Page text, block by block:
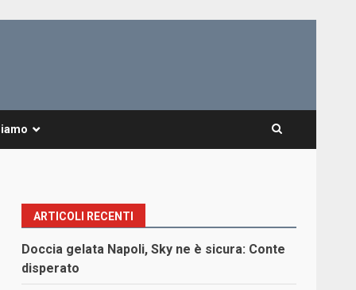
ARTICOLI RECENTI
Doccia gelata Napoli, Sky ne è sicura: Conte
disperato